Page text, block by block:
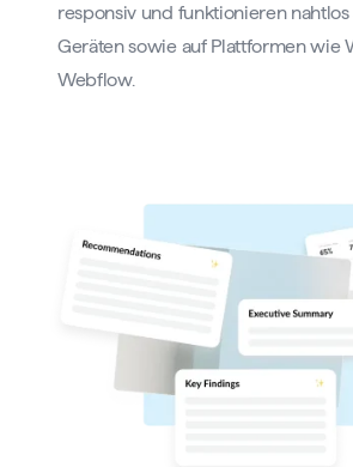
responsiv und funktionieren nahtlos
Geräten sowie auf Plattformen wie
Webflow.